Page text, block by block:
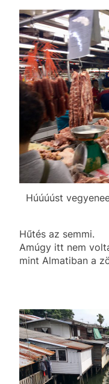
Húúúúst
Hűtés az semmi.
Amúgy itt nem
mint Almatiban a